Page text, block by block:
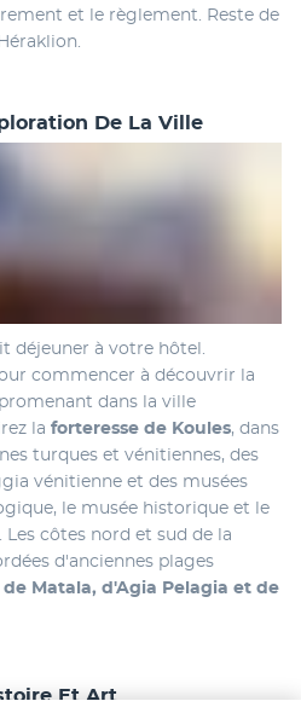
et le règlement. Reste de
De La Ville
déjeuner à votre hôtel.
commencer à découvrir la
dans la ville
la forteresse de Koules, dans
turques et vénitiennes, des
vénitienne et des musées
le musée historique et le
côtes nord et sud de la
d'anciennes plages
de Matala, d'Agia Pelagia et de
Et Art